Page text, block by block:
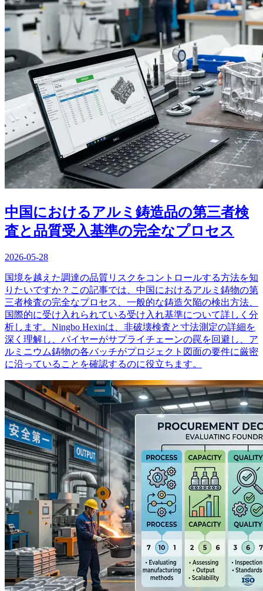
中国におけるアルミ鋳造品の第三者検
査と品質受入基準の完全なプロセス
2026-05-28
国境を越えた調達の品質リスクをコントロールする方法を知
りたいですか？この記事では、中国におけるアルミ鋳物の第
三者検査の完全なプロセス、一般的な鋳造欠陥の検出方法、
国際的に受け入れられている受け入れ基準について詳しく分
析します。Ningbo Hexinは、非破壊検査と寸法測定の詳細を
深く理解し、バイヤーがサプライチェーンの罠を回避し、ア
ルミニウム鋳物の各バッチがプロジェクト図面の要件に厳密
に沿っていることを確認するのに役立ちます。